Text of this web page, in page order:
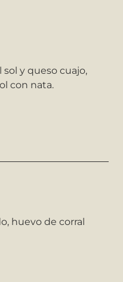
sol y queso cuajo,
con nata.
huevo de corral